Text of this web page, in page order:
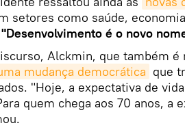
setores como saúde,
"Desenvolvimento é o novo
Alckmin, que também
mudança democrática que
"Hoje, a expectativa de
quem chega aos 70 anos, a